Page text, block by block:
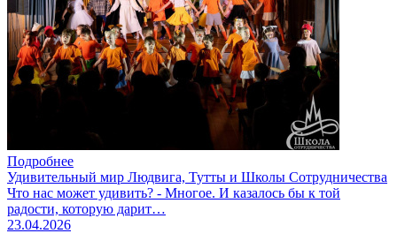
Подробнее
Удивительный мир Людвига, Тутты и Школы Сотрудничества
Что нас может удивить? - Многое. И казалось бы к той
радости, которую дарит…
23.04.2026